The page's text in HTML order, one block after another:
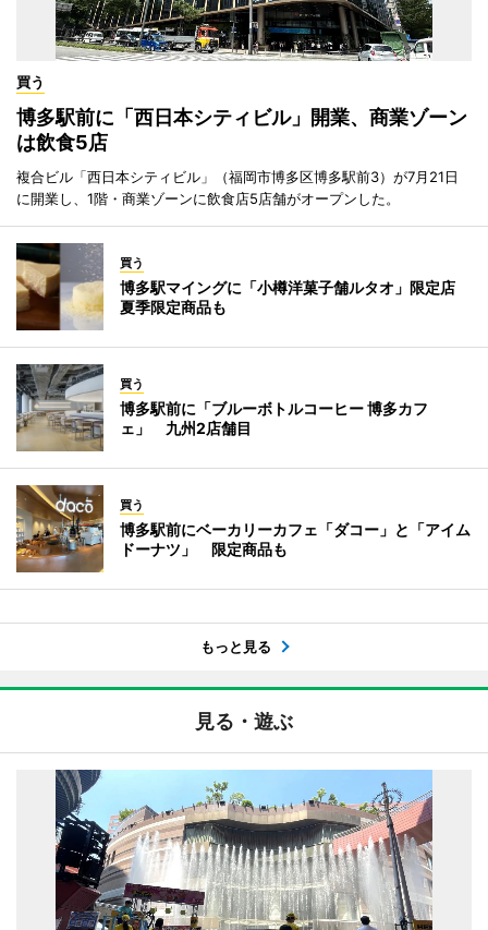
買う
博多駅前に「西日本シティビル」開業、商業ゾーン
は飲食5店
複合ビル「西日本シティビル」（福岡市博多区博多駅前3）が7月21日
に開業し、1階・商業ゾーンに飲食店5店舗がオープンした。
買う
博多駅マイングに「小樽洋菓子舗ルタオ」限定店
夏季限定商品も
買う
博多駅前に「ブルーボトルコーヒー 博多カフ
ェ」 九州2店舗目
買う
博多駅前にベーカリーカフェ「ダコー」と「アイム
ドーナツ」 限定商品も
もっと見る
見る・遊ぶ